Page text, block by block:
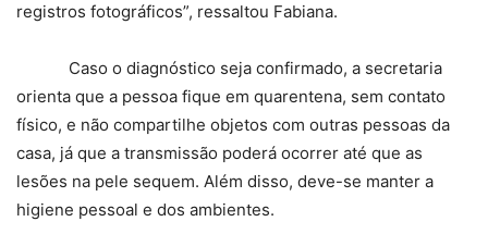
registros fotográficos”, ressaltou Fabiana.
Caso o diagnóstico seja confirmado, a secretaria
orienta que a pessoa fique em quarentena, sem contato
físico, e não compartilhe objetos com outras pessoas da
casa, já que a transmissão poderá ocorrer até que as
lesões na pele sequem. Além disso, deve-se manter a
higiene pessoal e dos ambientes.